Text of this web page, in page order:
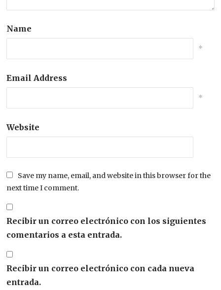
Name
*
Email Address
*
Website
Save my name, email, and website in this browser for the
next time I comment.
Recibir un correo electrónico con los siguientes
comentarios a esta entrada.
Recibir un correo electrónico con cada nueva
entrada.